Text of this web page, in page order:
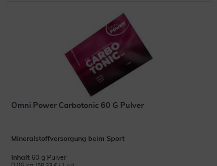
Omni Power Carbotonic 60 G Pulver
Mineralstoffversorgung beim Sport
Inhalt 60 g Pulver